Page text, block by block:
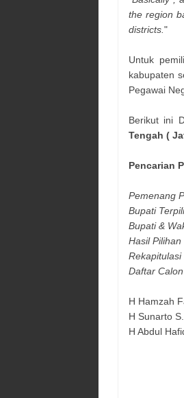
the region
districts. "
Untuk
kabupaten
Pegawai
Berikut ini
Tengah (
Pencarian
Pemenang
Bupati
Bupati &
Hasil
Rekapitulasi
Daftar
H Hamzah
H Sunarto
H Abdul